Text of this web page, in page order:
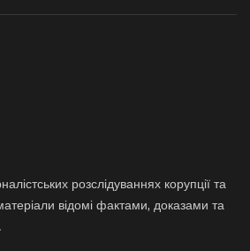
розслідуваннях корупції та
відомі фактами, доказами та